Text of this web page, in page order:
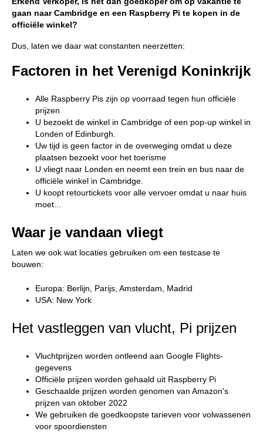
gaan naar Cambridge en een Raspberry Pi te kopen in de
officiële winkel?
Dus, laten we daar wat constanten neerzetten:
Factoren in het Verenigd Koninkrijk
Alle Raspberry Pis zijn op voorraad tegen hun officiële
prijzen
U bezoekt de winkel in Cambridge of een pop-up winkel in
Londen of Edinburgh.
Uw tijd is geen factor in de overweging omdat u deze
plaatsen bezoekt voor het toerisme
U vliegt naar Londen en neemt een trein en bus naar de
officiële winkel in Cambridge.
U koopt retourtickets voor alle vervoer omdat u naar huis
moet...
Waar je vandaan vliegt
Laten we ook wat locaties gebruiken om een testcase te
bouwen:
Europa: Berlijn, Parijs, Amsterdam, Madrid
USA: New York
Het vastleggen van vlucht, Pi prijzen
Vluchtprijzen worden ontleend aan Google Flights-
gegevens
Officiële prijzen worden gehaald uit Raspberry Pi
Geschaalde prijzen worden genomen van Amazon's
prijzen van oktober 2022
We gebruiken de goedkoopste tarieven voor volwassenen
voor spoordiensten